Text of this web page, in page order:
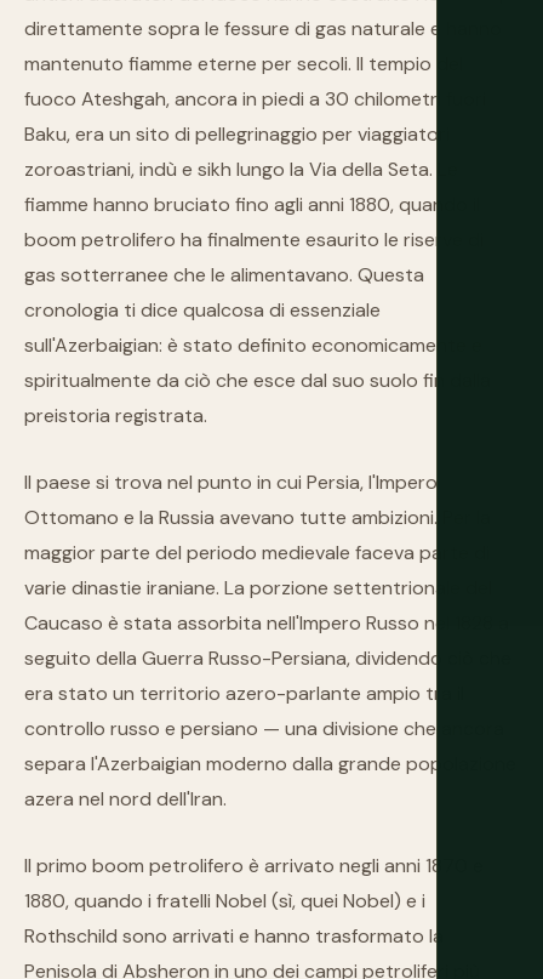
direttamente sopra le fessure di gas naturale e hanno
mantenuto fiamme eterne per secoli. Il tempio del
fuoco Ateshgah, ancora in piedi a 30 chilometri fuori
Baku, era un sito di pellegrinaggio per viaggiatori
zoroastriani, indù e sikh lungo la Via della Seta. Le
fiamme hanno bruciato fino agli anni 1880, quando il
boom petrolifero ha finalmente esaurito le riserve di
gas sotterranee che le alimentavano. Questa
cronologia ti dice qualcosa di essenziale
sull'Azerbaigian: è stato definito economicamente e
spiritualmente da ciò che esce dal suo suolo fin dalla
preistoria registrata.
Il paese si trova nel punto in cui Persia, l'Impero
Ottomano e la Russia avevano tutte ambizioni. Per la
maggior parte del periodo medievale faceva parte di
varie dinastie iraniane. La porzione settentrionale del
Caucaso è stata assorbita nell'Impero Russo nel 1828 a
seguito della Guerra Russo-Persiana, dividendo ciò che
era stato un territorio azero-parlante ampio tra il
controllo russo e persiano — una divisione che ancora
separa l'Azerbaigian moderno dalla grande popolazione
azera nel nord dell'Iran.
Il primo boom petrolifero è arrivato negli anni 1870 e
1880, quando i fratelli Nobel (sì, quei Nobel) e i
Rothschild sono arrivati e hanno trasformato la
Penisola di Absheron in uno dei campi petroliferi più